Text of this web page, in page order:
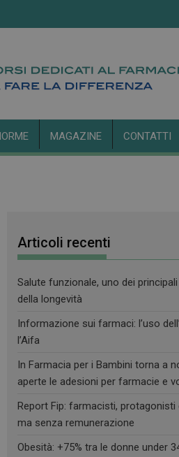
MAGAZINE CONTATTI
Articoli recenti
Salute funzionale, uno dei
della longevità
Informazione sui farmaci: l’uso
l’Aifa
In Farmacia per i Bambini torna a
aperte le adesioni per farmacie e
Report Fip: farmacisti, protagonisti
ma senza remunerazione
Obesità: +75% tra le donne under